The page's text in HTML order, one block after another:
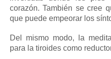
corazón.También se cree
que puede empeorar los
Del mismo modo, la
para la tiroides como